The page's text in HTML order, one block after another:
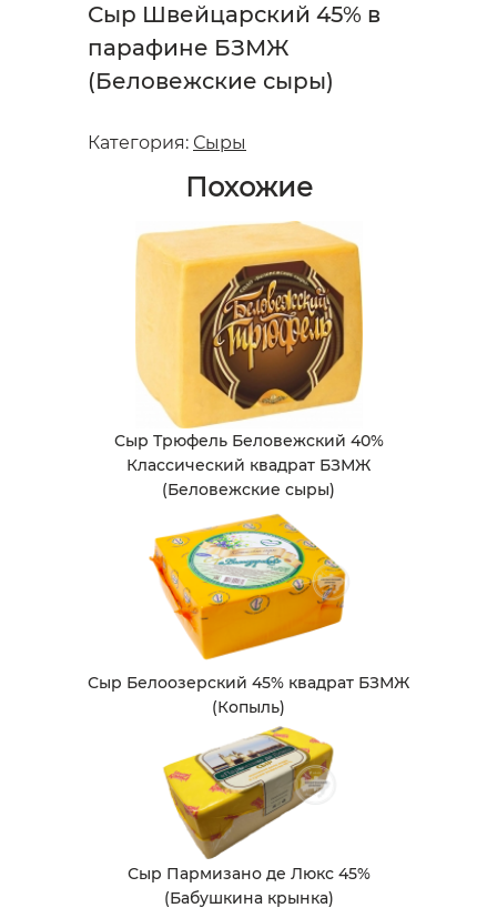
Сыр Швейцарский 45% в
парафине БЗМЖ
(Беловежские сыры)
Категория: Сыры
Похожие
Сыр Трюфель Беловежский 40%
Классический квадрат БЗМЖ
(Беловежские сыры)
Сыр Белоозерский 45% квадрат БЗМЖ
(Копыль)
Сыр Пармизано де Люкс 45%
(Бабушкина крынка)